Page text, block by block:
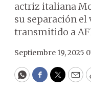
actriz italiana
su separación
transmitido a
Septiembre 19, 2025
WhatsApp
Facebook
Twitter